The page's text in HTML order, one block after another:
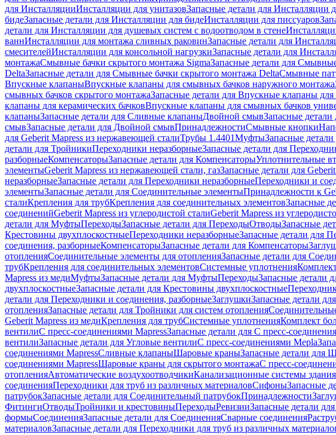
для ИнсталляцииИнсталляции для унитазовЗапасные детали для Инсталляции
бидеЗапасные детали для Инсталляции для бидеИнсталляции для писсуаров
детали для Инсталляции для душевых систем с водоотводом в стене
ваннИнсталляции для монтажа сливных раковинЗапасные детали для
смесителейИнсталляции для консольной нагрузкиЗапасные детали для
монтажаСмывные бачки скрытого монтажа SigmaЗапасные детали для
DeltaЗапасные детали для Смывные бачки скрытого монтажа DeltaСмывные
Впускные клапаныВпускные клапаны для смывных бачков наружного монтажа
смывных бачков скрытого монтажаЗапасные детали для Впускные клапаны
клапаны для керамических бачковВпускные клапаны для смывных бачков
клапаныЗапасные детали для Сливные клапаныДвойной смывЗапасные
смывЗапасные детали для Двойной смывПринадлежностиСмывные кнопки
для Geberit Mapress из нержавеющей сталиТрубы 1.4401МуфтыЗапасные
детали для ТройникиПереходники неразборныеЗапасные детали для
разборныеКомпенсаторыЗапасные детали для КомпенсаторыУплотнительные
элементыGeberit Mapress из нержавеющей стали, газЗапасные детали для
неразборныеЗапасные детали для Переходники неразборныеПереходники и
элементыЗапасные детали для Соединительные элементыПринадлежности к
сталиКрепления для трубКрепления для соединительных элементовЗапасные
соединенийGeberit Mapress из углеродистой сталиGeberit Mapress из
детали для МуфтыПереходыЗапасные детали для ПереходыОтводыЗапасные
Крестовины двухплоскостныеПереходники неразборныеЗапасные детали для
соединения, разборныеКомпенсаторыЗапасные детали для Компенсаторы
отопленияСоединительные элементы для отопленияЗапасные детали для
трубКрепления для соединительных элементовСистемные уплотнения
Mapress из медиМуфтыЗапасные детали для МуфтыПереходыЗапасные детали
двухплоскостныеЗапасные детали для Крестовины двухплоскостные
детали для Переходники и соединения, разборныеЗаглушкиЗапасные детали
отопленияЗапасные детали для Тройники для систем отопления
Geberit Mapress из медиКрепления для трубСистемные уплотненияКомплект
вентилиС пресс-соединениями MapressЗапасные детали для С пресс-
вентилиЗапасные детали для Угловые вентилиС пресс-соединениями Mepla
соединениями MapressСливные клапаныШаровые краныЗапасные детали для
соединениями MapressШаровые краны для скрытого монтажаС пресс-
отопленияАвтоматические воздухоотводчикиКанализационные системы здания
соединенияПереходники для труб из различных материаловСифоныЗапасные
патрубокЗапасные детали для Соединительный патрубокПринадлежности
ФитингиОтводыТройники и крестовиныПереходыРевизииЗапасные детали
формыСоединенияЗапасные детали для СоединенияСварные соединения
материаловЗапасные детали для Переходники для труб из различных